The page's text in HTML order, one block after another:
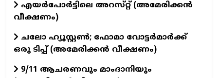
എയർപോർട്ടിലെ അറസ്‌റ്റ് (അമേരിക്കൻ
വീക്ഷണം)
ചലോ ഹ്യൂസ്റ്റൺ; ഫോമാ വോട്ടർമാർക്ക്
ഒരു ടിപ്പ് (അമേരിക്കൻ വീക്ഷണം)
9/11 ആചരണവും മാംദാനിയും